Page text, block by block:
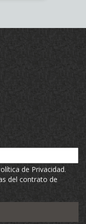
de Privacidad.
del contrato de